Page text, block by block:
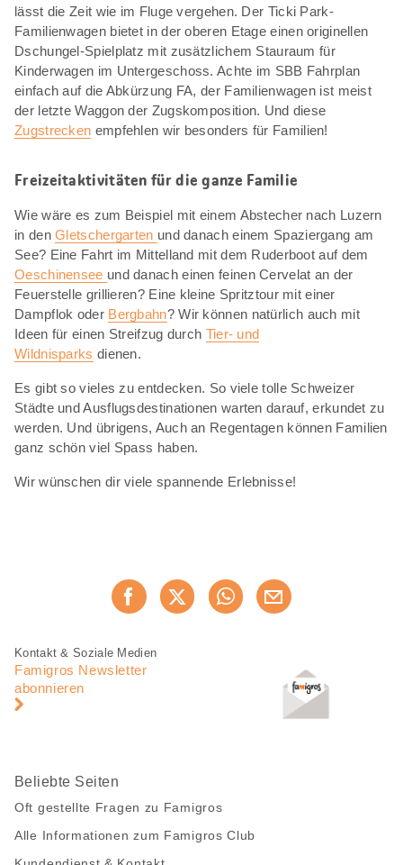
lässt die Zeit wie im Fluge vergehen. Der Ticki Park-
Familienwagen bietet in der oberen Etage einen originellen
Dschungel-Spielplatz mit zusätzlichem Stauraum für
Kinderwagen im Untergeschoss. Achte im SBB Fahrplan
einfach auf die Abkürzung FA, der Familienwagen ist meist
der letzte Waggon der Zugskomposition. Und diese
Zugstrecken empfehlen wir besonders für Familien!
Freizeitaktivitäten für die ganze Familie
Wie wäre es zum Beispiel mit einem Abstecher nach Luzern
in denGletschergarten und danach einem Spaziergang am
See? Eine Fahrt im Mittelland mit dem Ruderboot auf dem
Oeschinensee und danach einen feinen Cervelat an der
Feuerstelle grillieren? Eine kleine Spritztour mit einer
Dampflok oder Bergbahn? Wir können natürlich auch mit
Ideen für einen Streifzug durch Tier- und
Wildnisparks dienen.
Es gibt so vieles zu entdecken. So viele tolle Schweizer
Städte und Ausflugsdestinationen warten darauf, erkundet zu
werden. Und übrigens, Auch an Regentagen können Familien
ganz schön viel Spass haben.
Wir wünschen dir viele spannende Erlebnisse!
Jetzt weiterempfehlen
Fusszeile
Fusszeile
Navigation
Kontakt & Soziale Medien
Famigros Newsletter
abonnieren
Beliebte Seiten
Oft gestellte Fragen zu Famigros
Alle Informationen zum Famigros Club